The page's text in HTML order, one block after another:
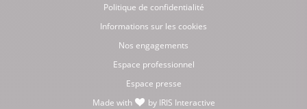
Politique de confidentialité
Informations sur les cookies
Nos engagements
Espace professionnel
Espace presse
Made with
by IRIS Interactive